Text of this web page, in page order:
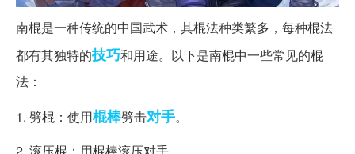
南棍是一种传统的中国武术，其棍法种类繁多，每种棍法
都有其独特的技巧和用途。以下是南棍中一些常见的棍
法：
1. 劈棍：使用棍棒劈击对手。
2. 滚压棍：用棍棒滚压对手。